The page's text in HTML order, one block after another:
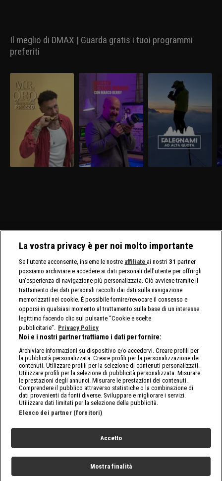
Il meglio di DMAX | Guarda gratis i tuoi programmi
preferiti
La vostra privacy è per noi molto importante
Se l'utente acconsente, insieme le nostre affiliate ai nostri31 partner
possiamo archiviare e accedere ai dati personali dell'utente per offrirgli
un'esperienza di navigazione più personalizzata. Ciò avviene tramite il
trattamento dei dati personali raccolti dai dati sulla navigazione
memorizzati nei cookie. È possibile fornire/revocare il consenso e
opporsi in qualsiasi momento al trattamento sulla base di un interesse
legittimo facendo clic sul pulsante “Cookie e scelte
pubblicitarie”. Privacy Policy
Noi e i nostri partner trattiamo i dati per fornire:
Archiviare informazioni su dispositivo e/o accedervi. Creare profili per
la pubblicità personalizzata. Creare profili per la personalizzazione dei
contenuti. Utilizzare profili per la selezione di contenuti personalizzati.
Utilizzare profili per la selezione di pubblicità personalizzata. Misurare
le prestazioni degli annunci. Misurare le prestazioni dei contenuti.
Comprendere il pubblico attraverso statistiche o la combinazione di
dati provenienti da fonti diverse. Sviluppare e migliorare i servizi.
Utilizzare dati limitati per la selezione della pubblicità.
Elenco dei partner (fornitori)
Accetto
Mostra finalità